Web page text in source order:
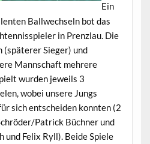
Ein
Ballwechseln bot das
in Prenzlau. Die
(späterer Sieger) und
Mannschaft mehrere
wurden jeweils 3
wobei unsere Jungs
sich entscheiden konnten (2
Patrick Büchner und
Felix Ryll). Beide Spiele